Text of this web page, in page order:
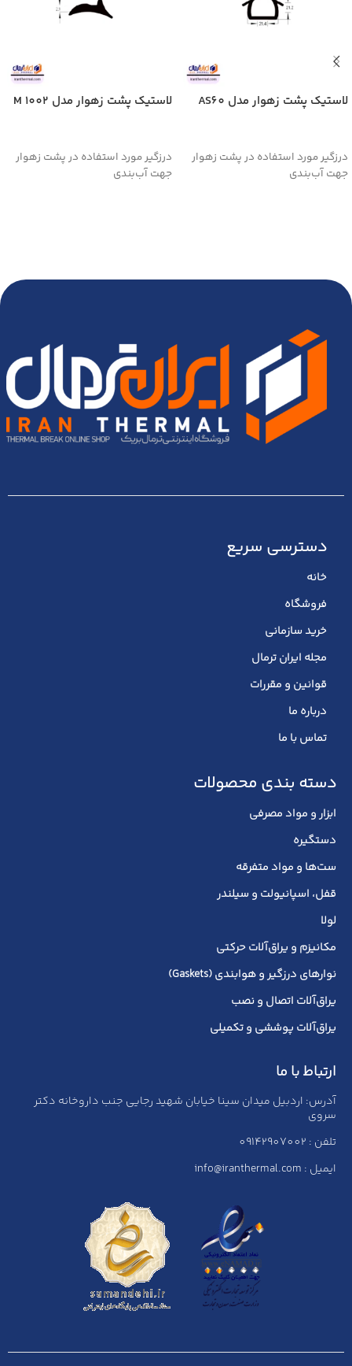
لاستیک پشت زهوار مدل AS60
درزگیر مورد استفاده در پشت زهوار
جهت آب‌بندی
لاستیک پشت زهوار مدل 1002 M
درزگیر مورد استفاده در پشت زهوار
جهت آب‌بندی
دسترسی سریع
خانه
فروشگاه
خرید سازمانی
مجله ایران ترمال
قوانین و مقررات
درباره ما
تماس با ما
دسته بندی محصولات
ابزار و مواد مصرفی
دستگیره
ست‌ها و مواد متفرقه
قفل، اسپانیولت و سیلندر
لولا
مکانیزم و یراق‌آلات حرکتی
نوارهای درزگیر و هوابندی (Gaskets)
یراق‌آلات اتصال و نصب
یراق‌آلات پوششی و تکمیلی
ارتباط با ما
آدرس: اردبیل میدان سینا خیابان شهید رجایی جنب داروخانه دکتر
سروی
تلفن : 09142907002
ایمیل : info@iranthermal.com